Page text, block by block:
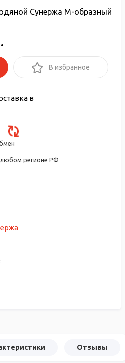
Сунержа М-образный
В избранное
в
регионе РФ
Отзывы